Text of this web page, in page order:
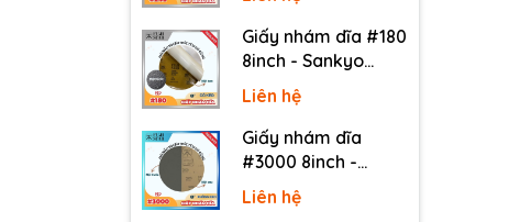
keo (PSA)
Giấy nhám dĩa #180
8inch - Sankyo
(Nhật) - Có keo
(PSA)
Liên hệ
Giấy nhám dĩa
#3000 8inch -
Sankyo (Nhật) -
Không keo
Liên hệ